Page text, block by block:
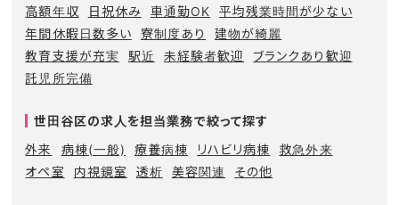
高額年収
日祝休み 車通勤OK
平均残業時間が少ない
年間休暇日数多い
寮制度あり
建物が綺麗
教育支援が充実
駅近 未経験者歓迎
ブランクあり歓迎
託児所完備
世田谷区の求人を担当業務で絞って探す
外来
病棟(一般) 療養病棟 リハビリ病棟
救急外来
オペ室
内視鏡室 透析 美容関連 その他